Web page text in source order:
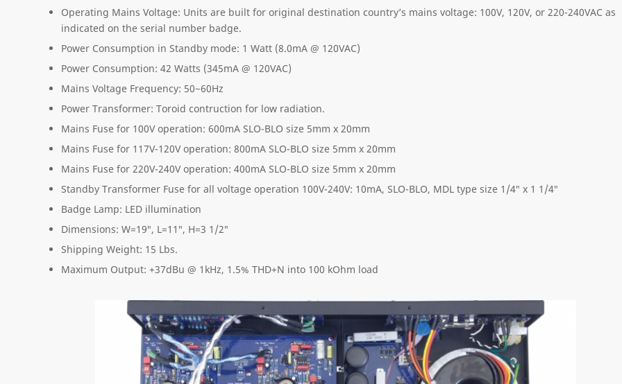
Operating Mains Voltage: Units are built for original destination country’s mains voltage: 100V, 120V, or 220-240VAC as
indicated on the serial number badge.
Power Consumption in Standby mode: 1 Watt (8.0mA @ 120VAC)
Power Consumption: 42 Watts (345mA @ 120VAC)
Mains Voltage Frequency: 50~60Hz
Power Transformer: Toroid contruction for low radiation.
Mains Fuse for 100V operation: 600mA SLO-BLO size 5mm x 20mm
Mains Fuse for 117V-120V operation: 800mA SLO-BLO size 5mm x 20mm
Mains Fuse for 220V-240V operation: 400mA SLO-BLO size 5mm x 20mm
Standby Transformer Fuse for all voltage operation 100V-240V: 10mA, SLO-BLO, MDL type size 1/4″ x 1 1/4″
Badge Lamp: LED illumination
Dimensions: W=19″, L=11″, H=3 1/2″
Shipping Weight: 15 Lbs.
Maximum Output: +37dBu @ 1kHz, 1.5% THD+N into 100 kOhm load